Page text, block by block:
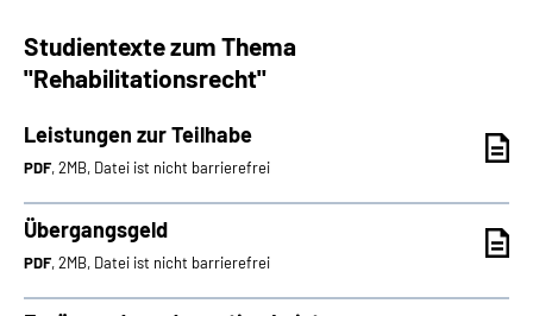
Studientexte zum Thema
"Rehabilitationsrecht"
Leistungen zur Teilhabe
PDF, 2MB, Datei ist nicht barrierefrei
Übergangsgeld
PDF, 2MB, Datei ist nicht barrierefrei